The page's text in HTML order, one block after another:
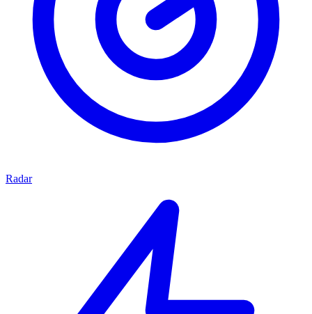
Radar